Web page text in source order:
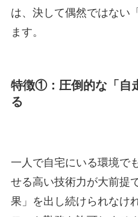
は、決して偶然ではない
ます。
特徴①：圧倒的な「自
る
一人で自宅にいる環境で
せる高い技術力が大前提
果」を出し続けられなけ